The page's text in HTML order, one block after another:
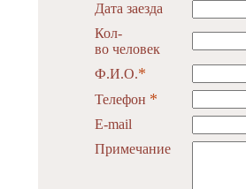
Дата заезда
Кол-
во человек
Ф.И.О.*
Телефон *
E-mail
Примечание